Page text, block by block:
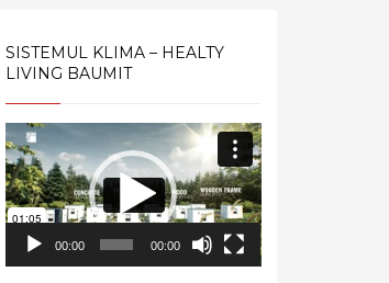
SISTEMUL KLIMA – HEALTY
LIVING BAUMIT
Video
Player
00:00 00:00